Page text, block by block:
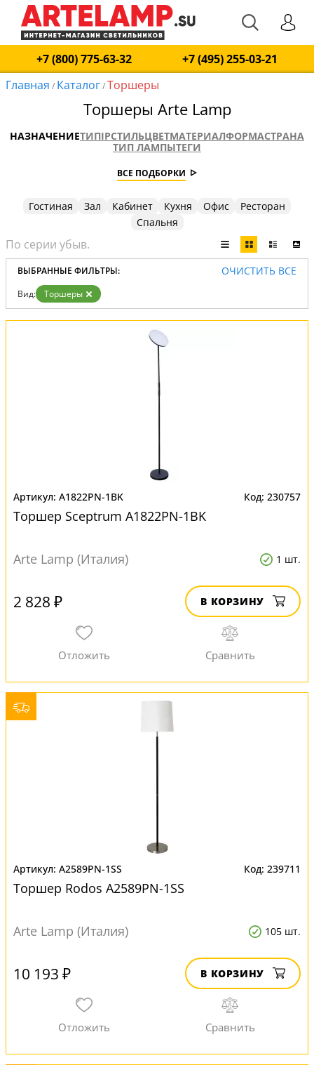
+7 (800) 775-63-32
+7 (495) 255-03-21
Главная / Каталог/Торшеры
Торшеры Arte Lamp
НАЗНАЧЕНИЕТИПIPСТИЛЬЦВЕТМАТЕРИАЛФОРМАСТРАНА
ТИП ЛАМПЫТЕГИ
ВСЕ ПОДБОРКИ
Гостиная Зал Кабинет Кухня Офис
Ресторан
Спальня
ВЫБРАННЫЕ ФИЛЬТРЫ: ОЧИСТИТЬ ВСЕ
Вид: Торшеры
A1822PN-1BK 230757
Торшер Sceptrum A1822PN-1BK
Arte Lamp (Италия) 1 шт.
2 828 ₽ В КОРЗИНУ
A2589PN-1SS 239711
Торшер Rodos A2589PN-1SS
Arte Lamp (Италия) 105 шт.
10 193 ₽ В КОРЗИНУ